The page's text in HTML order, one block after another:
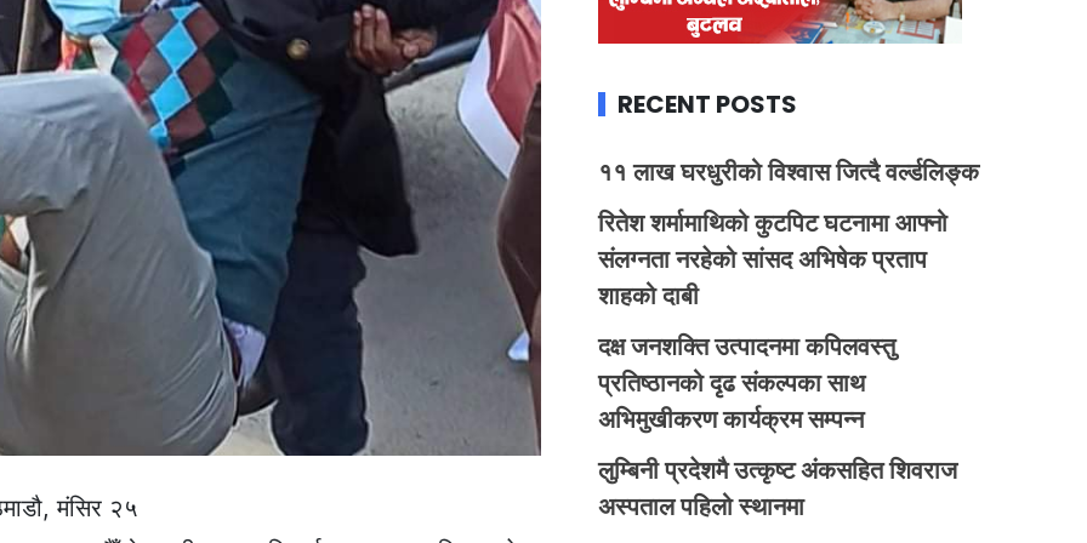
मंसिर २५
RECENT POSTS
११ लाख घरधुरीको विश्वास जित्दै वर्ल्डलिङ्क
रितेश शर्मामाथिको कुटपिट घटनामा आफ्नो
संलग्नता नरहेको सांसद अभिषेक प्रताप
शाहको दाबी
दक्ष जनशक्ति उत्पादनमा कपिलवस्तु
प्रतिष्ठानको दृढ संकल्पका साथ
अभिमुखीकरण कार्यक्रम सम्पन्न
लुम्बिनी प्रदेशमै उत्कृष्ट अंकसहित शिवराज
अस्पताल पहिलो स्थानमा